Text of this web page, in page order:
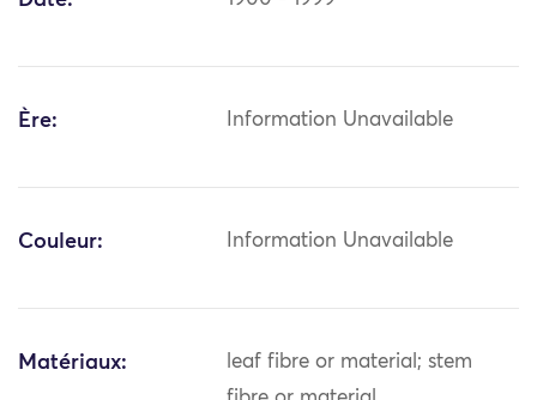
Ère: Information Unavailable
Couleur: Information Unavailable
Matériaux:
leaf fibre or material; stem